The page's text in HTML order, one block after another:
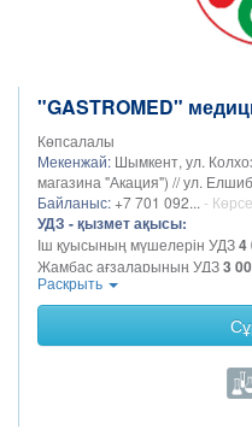
"GASTROMED"
Көпсалалы
Мекенжай: Шымкент, ул.
магазина "Акация") // ул.
Байланыс: +7 701 092... -
УДЗ - қызмет ақысы:
Іш қуысының мүшелерін УДЗ4
Жамбас ағзаларының УДЗ3
Лимфа түйіндерінің УДЗ
Қалқанша безінің УДЗ4 000
Қуықтың УДЗ3 000KZT
Раскрыть